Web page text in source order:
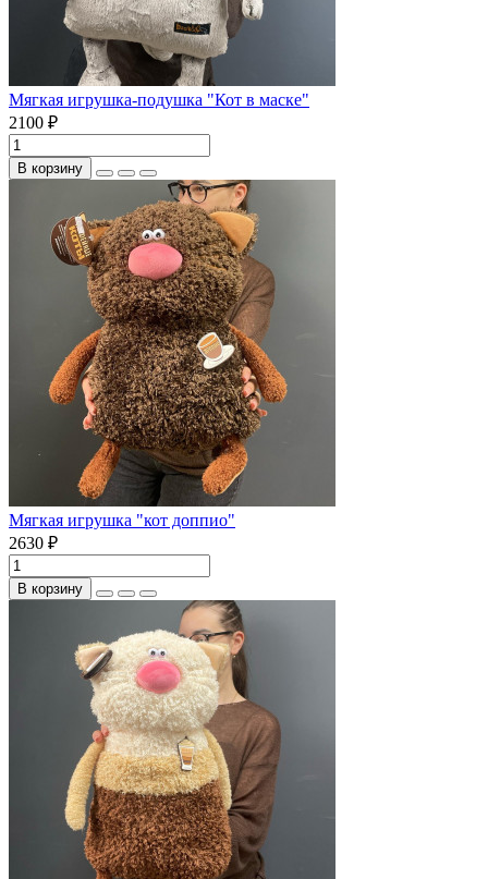
Мягкая игрушка-подушка "Кот в маске"
2100 ₽
В корзину
Мягкая игрушка "кот доппио"
2630 ₽
В корзину